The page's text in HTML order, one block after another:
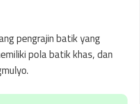
pengrajin batik yang
pola batik khas, dan